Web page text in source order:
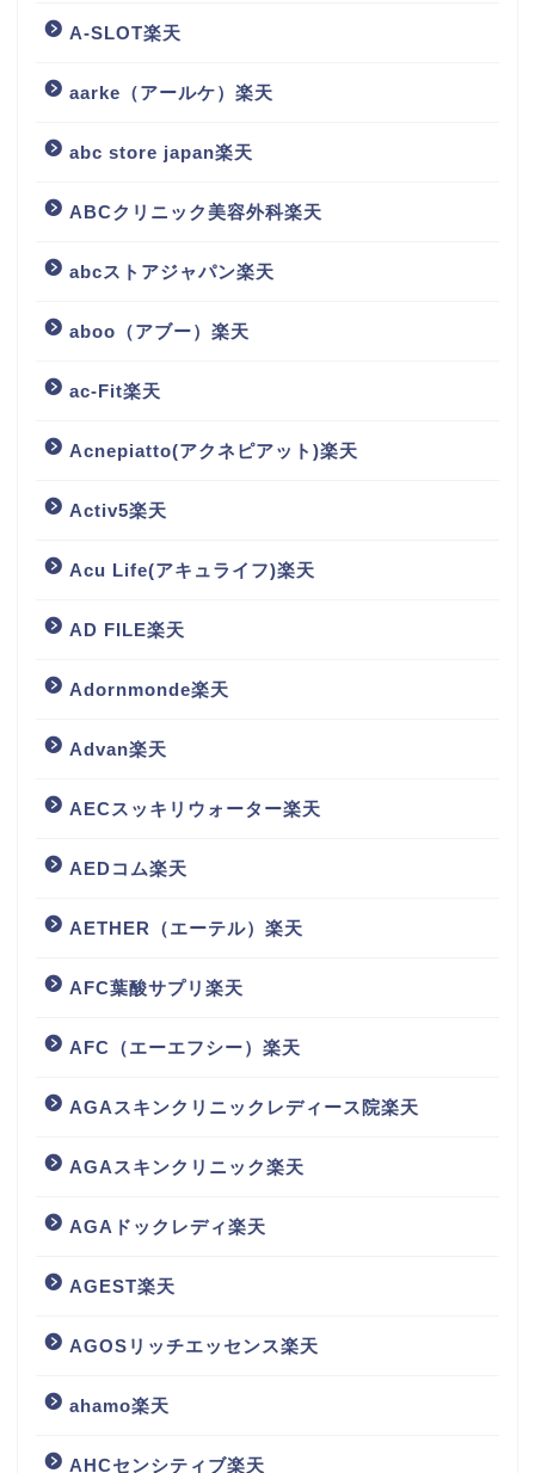
A-SLOT楽天
aarke（アールケ）楽天
abc store japan楽天
ABCクリニック美容外科楽天
abcストアジャパン楽天
aboo（アブー）楽天
ac-Fit楽天
Acnepiatto(アクネピアット)楽天
Activ5楽天
Acu Life(アキュライフ)楽天
AD FILE楽天
Adornmonde楽天
Advan楽天
AECスッキリウォーター楽天
AEDコム楽天
AETHER（エーテル）楽天
AFC葉酸サプリ楽天
AFC（エーエフシー）楽天
AGAスキンクリニックレディース院楽天
AGAスキンクリニック楽天
AGAドックレディ楽天
AGEST楽天
AGOSリッチエッセンス楽天
ahamo楽天
AHCセンシティブ楽天